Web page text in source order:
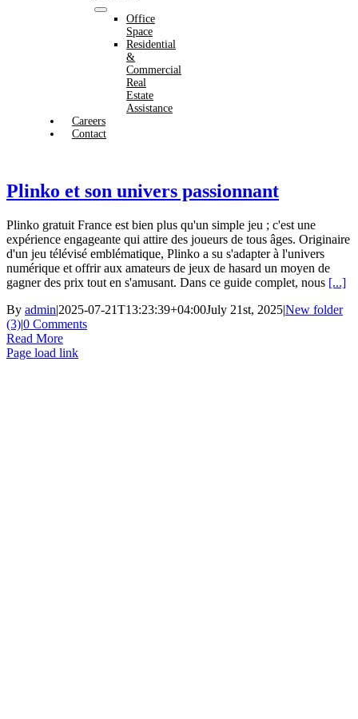
Office
Space
Residential
&
Commercial
Real
Estate
Assistance
Careers
Contact
Plinko et son univers passionnant
Plinko gratuit France est bien plus qu'un simple jeu ; c'est une
expérience engageante qui attire des joueurs de tous âges. Originaire
d'un jeu télévisé emblématique, Plinko a su s'adapter à l'univers
numérique et offrir aux amateurs de jeux de hasard un moyen de
gagner des prix tout en s'amusant. Dans ce guide complet, nous [...]
By admin|2025-07-21T13:23:39+04:00July 21st, 2025|New folder
(3)|0 Comments
Read More
Page load link